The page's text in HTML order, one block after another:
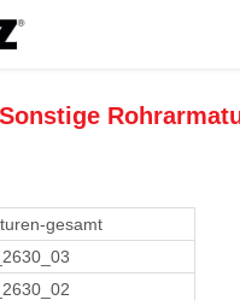
Sonstige
gesamt